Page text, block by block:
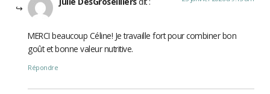
MERCI beaucoup Céline! Je travaille fort pour combiner bon
goût et bonne valeur nutritive.
Répondre